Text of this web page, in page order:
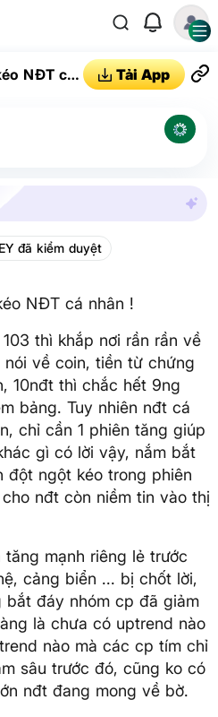
NĐT cá
Tải App
đã kiểm duyệt
NĐT cá nhân !
thì khắp nơi rần rần về
về coin, tiền từ chứng
10nđt thì chắc hết 9ng
bảng. Tuy nhiên nđt cá
chỉ cần 1 phiên tăng giúp
gì có lời vậy, nắm bắt
đột ngột kéo trong phiên
nđt còn niềm tin vào thị
mạnh riêng lẻ trước
cảng biển ... bị chốt lời,
bắt đáy nhóm cp đã giảm
là chưa có uptrend nào
nào mà các cp tím chỉ
sâu trước đó, cũng ko có
nđt đang mong về bờ.